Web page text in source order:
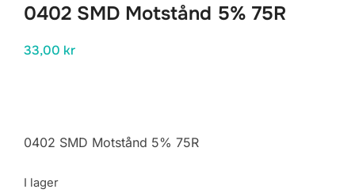
0402 SMD Motstånd 5% 75R
33,00 kr
0402 SMD Motstånd 5% 75R
I lager